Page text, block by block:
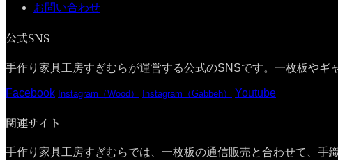
お問い合わせ
公式SNS
手作り家具工房すぎむらが運営する公式のSNSです。一枚板やギ
Facebook Instagram（Wood） Instagram（Gabbeh） Youtube
関連サイト
手作り家具工房すぎむらでは、一枚板の通信販売と合わせて、